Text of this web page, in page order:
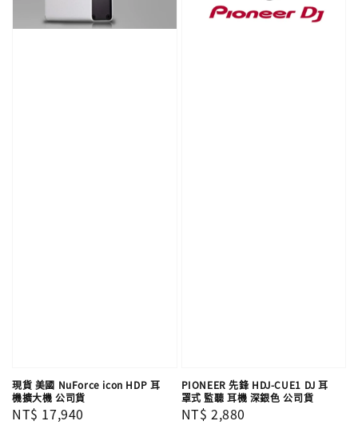
現貨 美國 NuForce icon HDP 耳
機擴大機 公司貨
Regular
NT$ 17,940
PIONEER 先鋒 HDJ-CUE1 DJ 耳
罩式 監聽 耳機 深銀色 公司貨
Regular
NT$ 2,880